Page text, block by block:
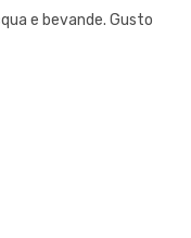
e bevande. Gusto